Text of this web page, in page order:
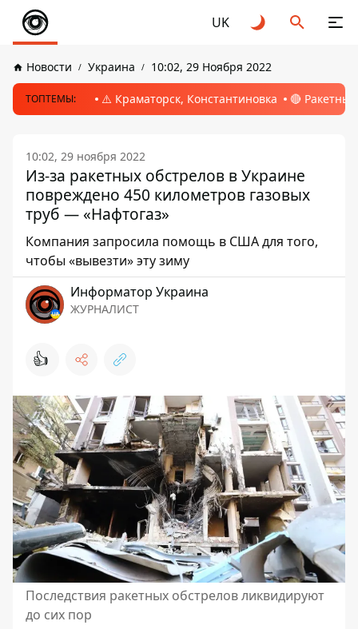
UK
Новости Украина 10:02, 29 Ноября 2022
ТОПТЕМЫ: ⚠️ Краматорск, Константиновка 🔴
10:02, 29 ноября 2022
Из-за ракетных обстрелов в Украине
повреждено 450 километров газовых
труб — «Нафтогаз»
Компания запросила помощь в США для того,
чтобы «вывезти» эту зиму
Информатор Украина
ЖУРНАЛИСТ
👍
Последствия ракетных обстрелов ликвидируют
до сих пор